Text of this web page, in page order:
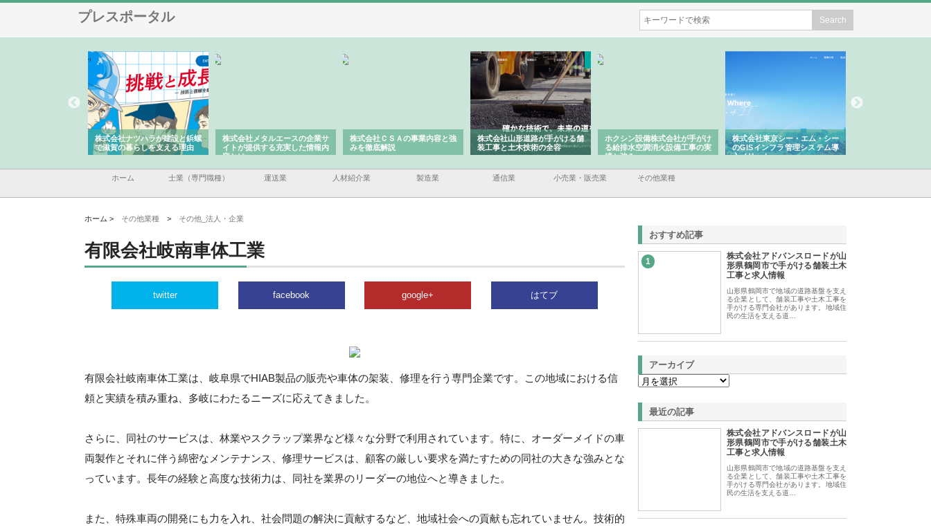
プレスポータル
株式会社ナツハラが建設と鋲螺
で滋賀の暮らしを支える理由
株式会社メタルエースの企業サ
イトが提供する充実した情報内
容とは
株式会社ＣＳＡの事業内容と強
みを徹底解説
株式会社山形道路が手がける舗
装工事と土木技術の全容
ホクシン設備株式会社が手がけ
る給排水空調消火設備工事の実
績と強み
株式会社東京シー・エム・シー
のGISインフラ管理システム導
入メリット
ホーム 士業（専門職種） 運送業 人材紹介業 製造業 通信業 小売業・販売業 その他業種
ホーム > その他業種 > その他_法人・企業
有限会社岐南車体工業
twitter facebook google+ はてブ
有限会社岐南車体工業は、岐阜県でHIAB製品の販売や車体の架装、修理を行う専門企業です。この地域における信
頼と実績を積み重ね、多岐にわたるニーズに応えてきました。
さらに、同社のサービスは、林業やスクラップ業界など様々な分野で利用されています。特に、オーダーメイドの車
両製作とそれに伴う綿密なメンテナンス、修理サービスは、顧客の厳しい要求を満たすための同社の大きな強みとな
っています。長年の経験と高度な技術力は、同社を業界のリーダーの地位へと導きました。
また、特殊車両の開発にも力を入れ、社会問題の解決に貢献するなど、地域社会への貢献も忘れていません。技術的
おすすめ記事
1
株式会社アドバンスロードが山
形県鶴岡市で手がける舗装土木
工事と求人情報
山形県鶴岡市で地域の道路基盤を支え
る企業として、舗装工事や土木工事を
手がける専門会社があります。地域住
民の生活を支える道…
アーカイブ
最近の記事
株式会社アドバンスロードが山
形県鶴岡市で手がける舗装土木
工事と求人情報
山形県鶴岡市で地域の道路基盤を支え
る企業として、舗装工事や土木工事を
手がける専門会社があります。地域住
民の生活を支える道…